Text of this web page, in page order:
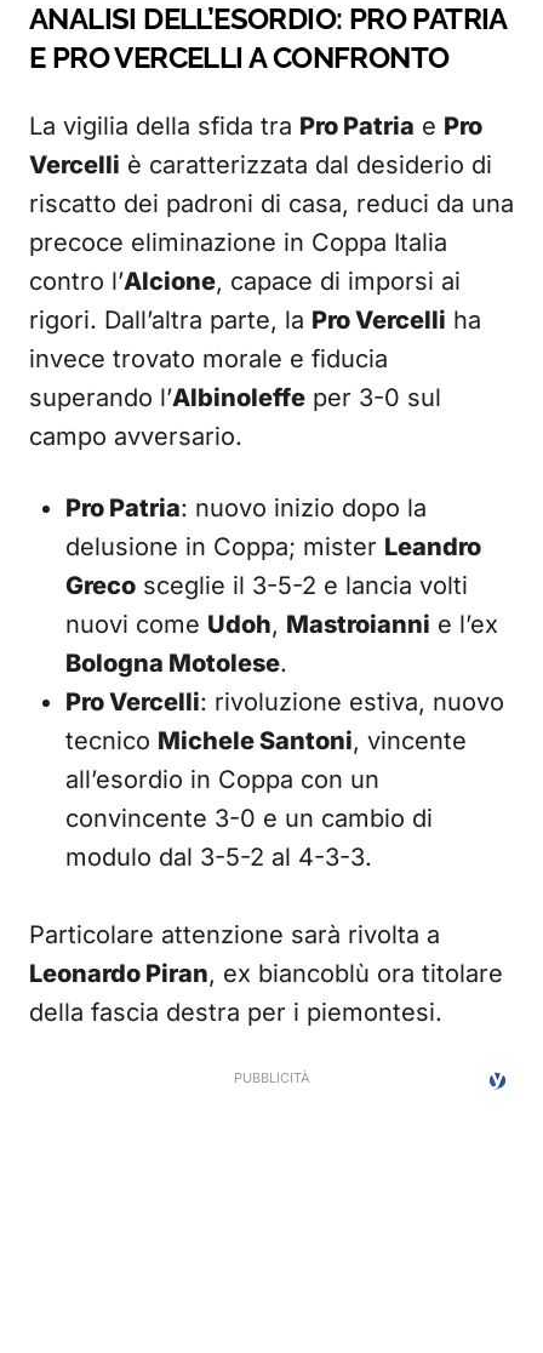
ANALISI DELL’ESORDIO: PRO PATRIA
E PRO VERCELLI A CONFRONTO
La vigilia della sfida tra Pro Patria e Pro
Vercelli è caratterizzata dal desiderio di
riscatto dei padroni di casa, reduci da una
precoce eliminazione in Coppa Italia
contro l’Alcione, capace di imporsi ai
rigori. Dall’altra parte, la Pro Vercelli ha
invece trovato morale e fiducia
superando l’Albinoleffe per 3-0 sul
campo avversario.
Pro Patria: nuovo inizio dopo la
delusione in Coppa; mister Leandro
Greco sceglie il 3-5-2 e lancia volti
nuovi come Udoh, Mastroianni e l’ex
Bologna Motolese.
Pro Vercelli: rivoluzione estiva, nuovo
tecnico Michele Santoni, vincente
all’esordio in Coppa con un
convincente 3-0 e un cambio di
modulo dal 3-5-2 al 4-3-3.
Particolare attenzione sarà rivolta a
Leonardo Piran, ex biancoblù ora titolare
della fascia destra per i piemontesi.